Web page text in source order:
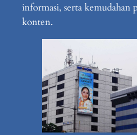
informasi, serta kemudahan
konten.